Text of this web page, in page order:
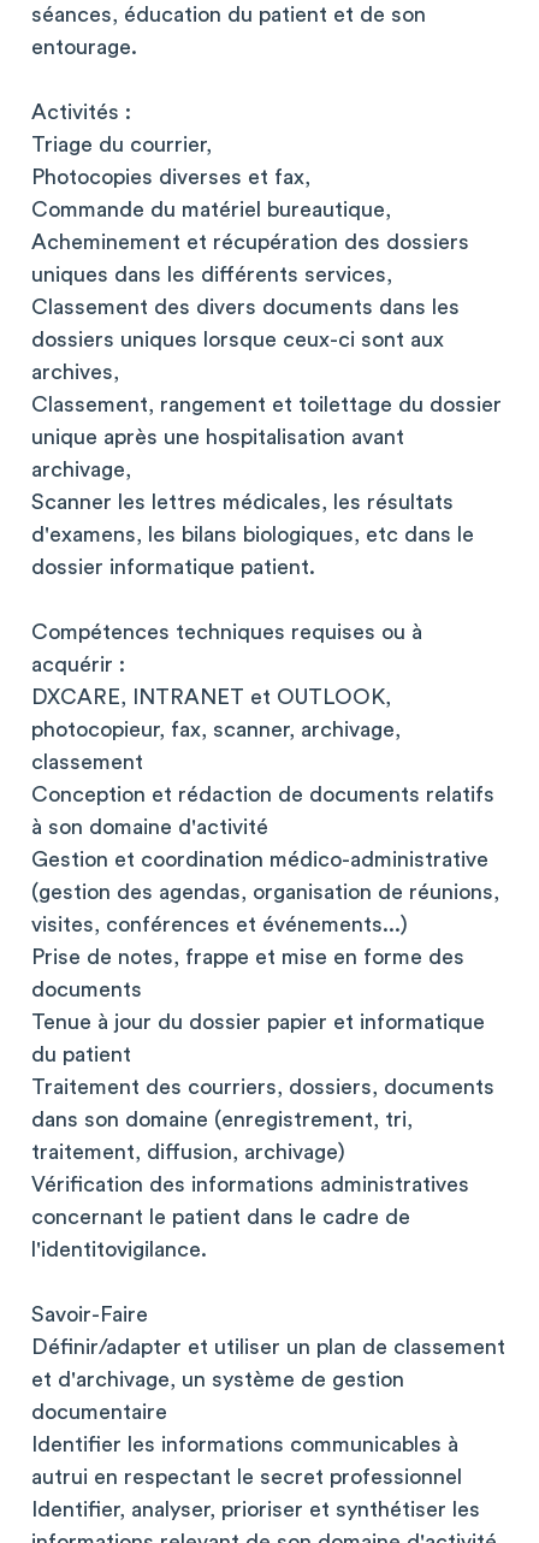
séances, éducation du patient et de son
entourage.
Activités :
Triage du courrier,
Photocopies diverses et fax,
Commande du matériel bureautique,
Acheminement et récupération des dossiers
uniques dans les différents services,
Classement des divers documents dans les
dossiers uniques lorsque ceux-ci sont aux
archives,
Classement, rangement et toilettage du dossier
unique après une hospitalisation avant
archivage,
Scanner les lettres médicales, les résultats
d'examens, les bilans biologiques, etc dans le
dossier informatique patient.
Compétences techniques requises ou à
acquérir :
DXCARE, INTRANET et OUTLOOK,
photocopieur, fax, scanner, archivage,
classement
Conception et rédaction de documents relatifs
à son domaine d'activité
Gestion et coordination médico-administrative
(gestion des agendas, organisation de réunions,
visites, conférences et événements...)
Prise de notes, frappe et mise en forme des
documents
Tenue à jour du dossier papier et informatique
du patient
Traitement des courriers, dossiers, documents
dans son domaine (enregistrement, tri,
traitement, diffusion, archivage)
Vérification des informations administratives
concernant le patient dans le cadre de
l'identitovigilance.
Savoir-Faire
Définir/adapter et utiliser un plan de classement
et d'archivage, un système de gestion
documentaire
Identifier les informations communicables à
autrui en respectant le secret professionnel
Identifier, analyser, prioriser et synthétiser les